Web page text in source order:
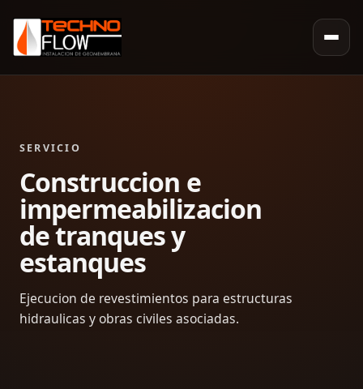
SERVICIO
Construccion e
impermeabilizacion
de tranques y
estanques
Ejecucion de revestimientos para estructuras
hidraulicas y obras civiles asociadas.